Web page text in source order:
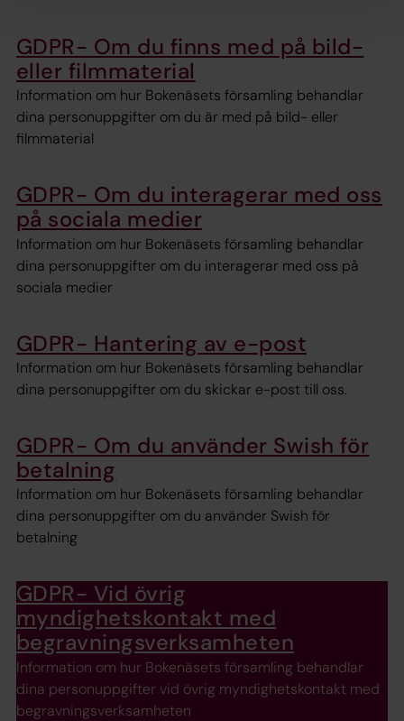
GDPR- Om du finns med på bild-
eller filmmaterial
Information om hur Bokenäsets församling behandlar
dina personuppgifter om du är med på bild- eller
filmmaterial
GDPR- Om du interagerar med oss
på sociala medier
Information om hur Bokenäsets församling behandlar
dina personuppgifter om du interagerar med oss på
sociala medier
GDPR- Hantering av e-post
Information om hur Bokenäsets församling behandlar
dina personuppgifter om du skickar e-post till oss.
GDPR- Om du använder Swish för
betalning
Information om hur Bokenäsets församling behandlar
dina personuppgifter om du använder Swish för
betalning
GDPR- Vid övrig
myndighetskontakt med
begravningsverksamheten
Information om hur Bokenäsets församling behandlar
dina personuppgifter vid övrig myndighetskontakt med
begravningsverksamheten